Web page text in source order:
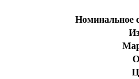
Номинальное